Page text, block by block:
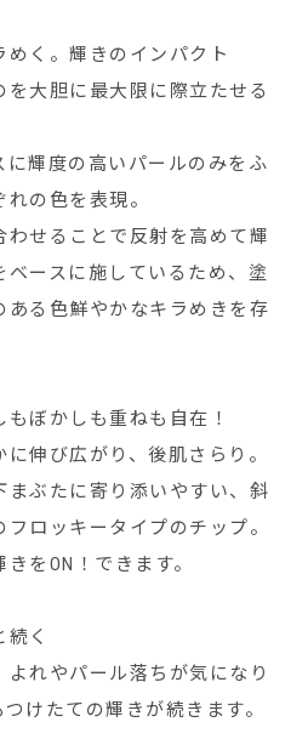
く。輝きのインパクト
を大胆に最大限に際立たせる
に輝度の高いパールのみをふ
の色を表現。
わせることで反射を高めて輝
ベースに施しているため、塗
る色鮮やかなキラめきを存
ぼかしも重ねも自在！
伸び広がり、後肌さらり。
まぶたに寄り添いやすい、斜
ロッキータイプのチップ。
をON！できます。
く
れやパール落ちが気になり
けたての輝きが続きます。